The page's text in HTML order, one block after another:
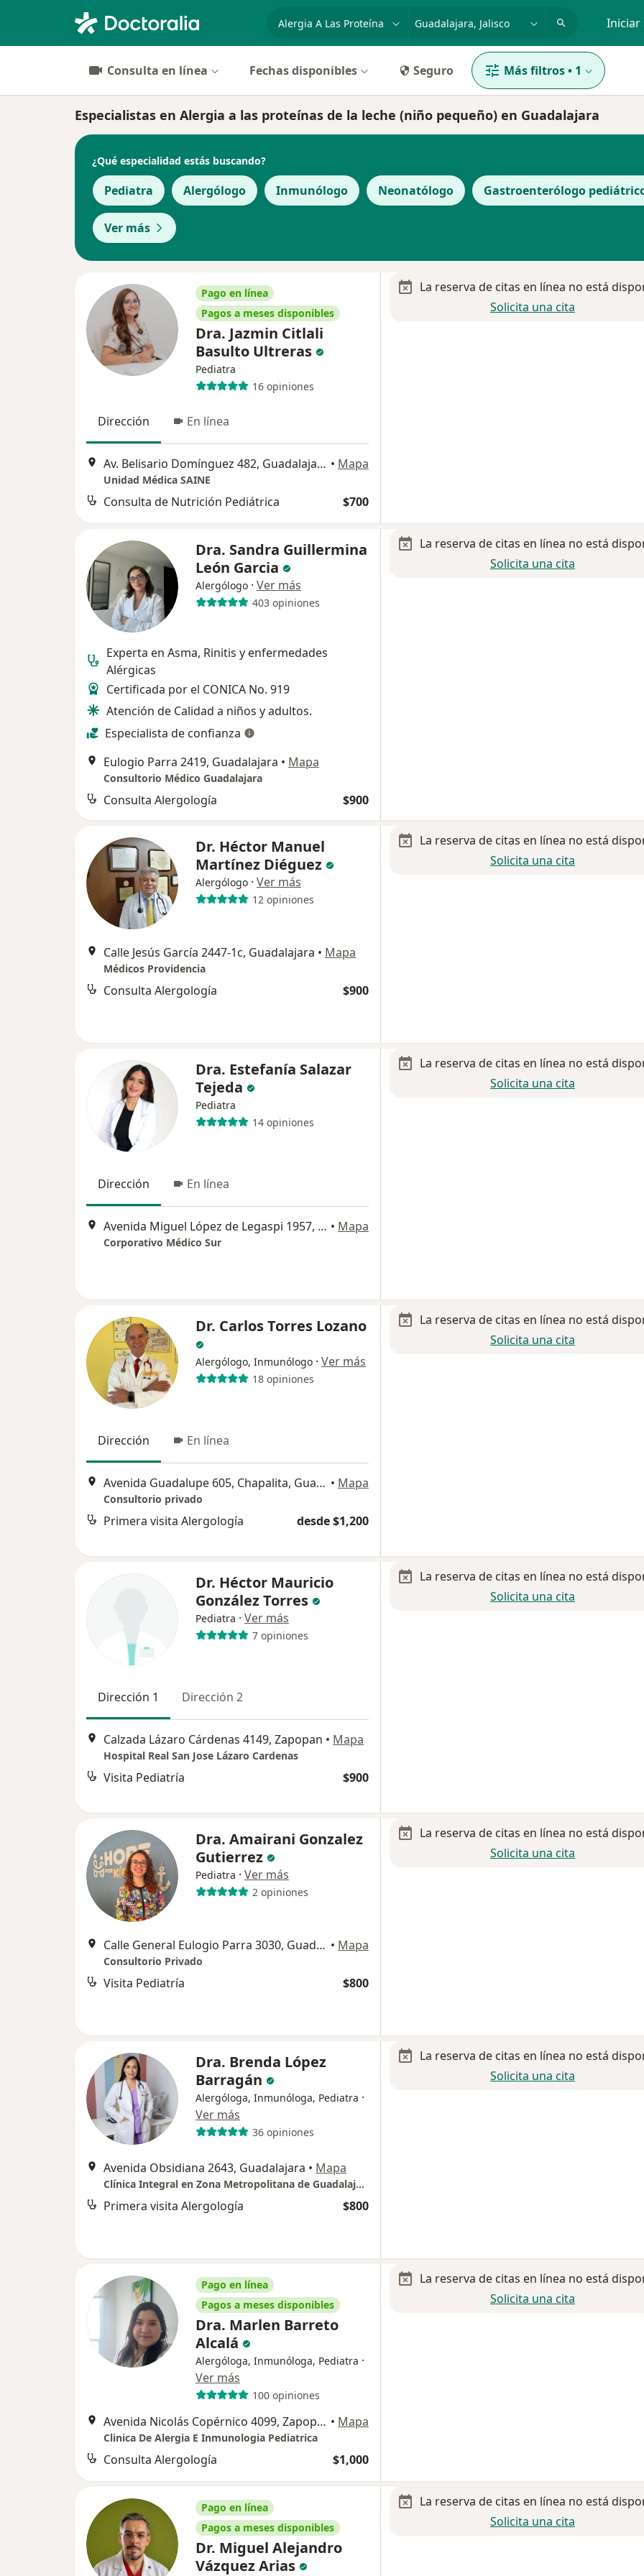
especialidad, enfermedad o nombre Iniciar
Consulta en línea Fechas disponibles Seguro Más filtros• 1
Especialistas en Alergia a las proteínas de la leche (niño pequeño) en Guadalajara
¿Qué especialidad estás buscando?
Pediatra Alergólogo Inmunólogo Neonatólogo Gastroenterólogo
Ver más
Pago en línea
Pagos a meses disponibles
Dra. Jazmin Citlali
Basulto Ultreras
Pediatra
16 opiniones
Dirección En línea
Av. Belisario Domínguez 482, Guadalajara • Mapa
Unidad Médica SAINE
Consulta de Nutrición Pediátrica $700
La reserva de citas en línea no está
Solicita una cita
Dra. Sandra Guillermina
León Garcia
Alergólogo · Ver más
403 opiniones
Experta en Asma, Rinitis y enfermedades
Alérgicas
Certificada por el CONICA No. 919
Atención de Calidad a niños y adultos.
Especialista de confianza
Eulogio Parra 2419, Guadalajara • Mapa
Consultorio Médico Guadalajara
Consulta Alergología $900
La reserva de citas en línea no está
Solicita una cita
Dr. Héctor Manuel
Martínez Diéguez
Alergólogo · Ver más
12 opiniones
Calle Jesús García 2447-1c, Guadalajara • Mapa
Médicos Providencia
Consulta Alergología $900
La reserva de citas en línea no está
Solicita una cita
Dra. Estefanía Salazar
Tejeda
Pediatra
14 opiniones
Dirección En línea
Avenida Miguel López de Legaspi 1957, Zapopan • Mapa
Corporativo Médico Sur
La reserva de citas en línea no está
Solicita una cita
Dr. Carlos Torres Lozano
Alergólogo, Inmunólogo · Ver más
18 opiniones
Dirección En línea
Avenida Guadalupe 605, Chapalita, Guadalajara, Jalisco, Mexico, Guadalajara • Mapa
Consultorio privado
Primera visita Alergología desde $1,200
La reserva de citas en línea no está
Solicita una cita
Dr. Héctor Mauricio
González Torres
Pediatra · Ver más
7 opiniones
Dirección 1 Dirección 2
Calzada Lázaro Cárdenas 4149, Zapopan • Mapa
Hospital Real San Jose Lázaro Cardenas
Visita Pediatría $900
La reserva de citas en línea no está
Solicita una cita
Dra. Amairani Gonzalez
Gutierrez
Pediatra · Ver más
2 opiniones
Calle General Eulogio Parra 3030, Guadalajara • Mapa
Consultorio Privado
Visita Pediatría $800
La reserva de citas en línea no está
Solicita una cita
Dra. Brenda López
Barragán
Alergóloga, Inmunóloga, Pediatra ·
Ver más
36 opiniones
Avenida Obsidiana 2643, Guadalajara • Mapa
Clínica Integral en Zona Metropolitana de Guadalajara
Primera visita Alergología $800
La reserva de citas en línea no está
Solicita una cita
Pago en línea
Pagos a meses disponibles
Dra. Marlen Barreto
Alcalá
Alergóloga, Inmunóloga, Pediatra ·
Ver más
100 opiniones
Avenida Nicolás Copérnico 4099, Zapopan • Mapa
Clinica De Alergia E Inmunologia Pediatrica
Consulta Alergología $1,000
La reserva de citas en línea no está
Solicita una cita
Pago en línea
Pagos a meses disponibles
Dr. Miguel Alejandro
Vázquez Arias
La reserva de citas en línea no está
Solicita una cita